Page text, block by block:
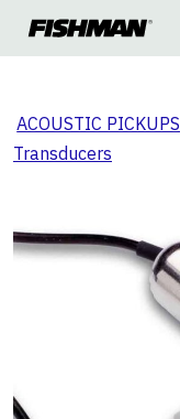
ACOUSTIC PICKUPS
Transducers